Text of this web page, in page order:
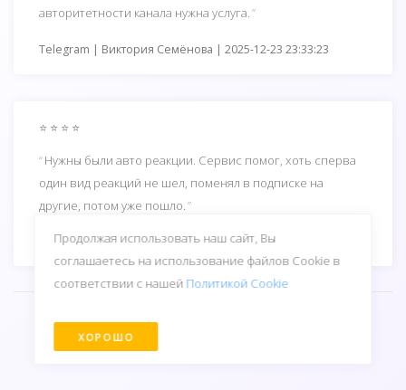
авторитетности канала нужна услуга.
Telegram | Виктория Семёнова | 2025-12-23 23:33:23
⭐ ⭐ ⭐ ⭐
Нужны были авто реакции. Сервис помог, хоть сперва
один вид реакций не шел, поменял в подписке на
другие, потом уже пошло.
Telegram | Ильнур Камалетдинов | 2025-12-19 20:31:23
посмотреть все отзывы клиентов
Продолжая использовать наш сайт, Вы
соглашаетесь на использование файлов Cookie в
соответствии с нашей Политикой Сookie
ХОРОШО